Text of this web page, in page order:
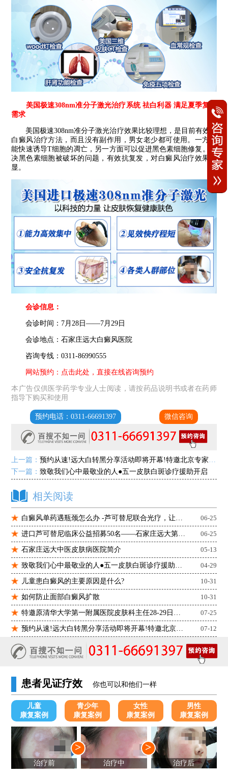
美国极速308nm准分子激光治疗系统 祛白利器 满足夏季复色
需求
美国极速308nm准分子激光治疗效果比较理想，是目前有效的
白癜风治疗方法，而且没有副作用，男女老少都可使用。一方面
能快速诱导T细胞的凋亡，另一方面可以促进黑色素细胞修复。解
决黑色素细胞被破坏的问题，有效抗复发，对白癜风治疗效果明
显。
会诊信息：
会诊时间：7月28日——7月29日
会诊地点：石家庄远大白癜风医院
咨询专线：0311-86990555
网站预约：点击此处，直接在线咨询预约
本广告仅供医学药学专业人士阅读，请按药品说明书或者在药师
指导下购买和使用
预约电话：0311-66691397 微信咨询
上一篇：预约从速!远大白转黑分享活动即将开幕!特邀北京专家来院坐诊!
下一篇：致敬我们心中最敬业的人●五一皮肤白斑诊疗援助开启
相关阅读
白癜风单药遇瓶颈怎么办 -芦可替尼联合光疗，让难治部位"跟上来" 06-25
进口芦可替尼临床公益招募50名——石家庄远大第5届青少年白癜风复色夏令营启动 06-25
石家庄远大中医皮肤病医院简介 05-13
致敬我们心中最敬业的人●五一皮肤白斑诊疗援助开启 04-29
儿童患白癜风的主要原因是什么? 10-31
如何防止面部白癜风扩散 10-31
特邀原清华大学第一附属医院皮肤科主任28-29日来院会诊 07-25
预约从速!远大白转黑分享活动即将开幕!特邀北京专家来院坐诊! 07-12
患者见证疗效 你也可以和他们一样
儿童
康复案例
青少年
康复案例
女性
康复案例
男性
康复案例
治疗前
>
治疗中
>
治疗后